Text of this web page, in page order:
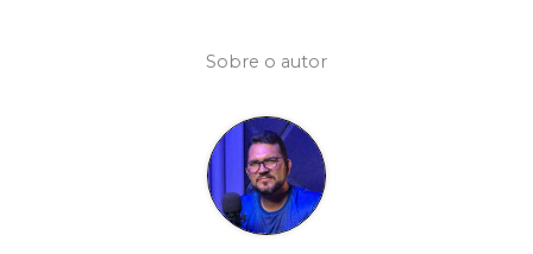
Sobre o autor